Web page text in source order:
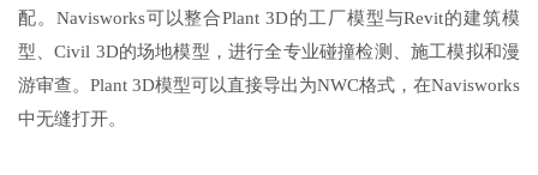
配。Navisworks可以整合Plant 3D的工厂模型与Revit的建筑模
型、Civil 3D的场地模型，进行全专业碰撞检测、施工模拟和漫
游审查。Plant 3D模型可以直接导出为NWC格式，在Navisworks
中无缝打开。